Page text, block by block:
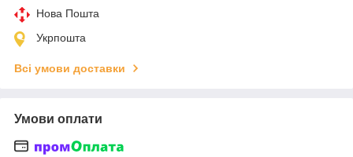
Нова Пошта
Укрпошта
Всі умови доставки
Умови оплати